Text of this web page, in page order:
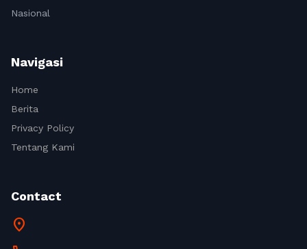
Nasional
Navigasi
Home
Berita
Privacy Policy
Tentang Kami
Contact
location_on